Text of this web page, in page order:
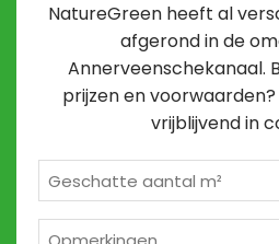
NatureGreen heeft al
afgerond in de
Annerveenschekanaal.
prijzen en
vrijblijvend in
m²